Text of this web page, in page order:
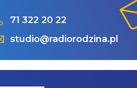
71 322 20 22
studio@radiorodzina.pl